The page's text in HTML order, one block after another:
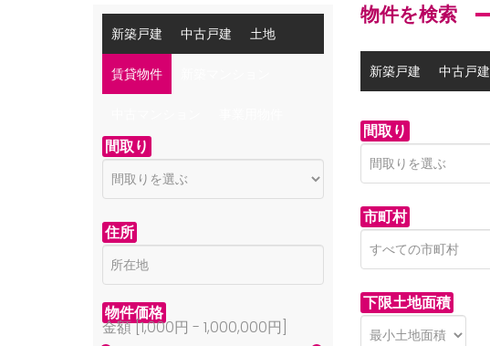
物件を検索
新築戸建 中古戸建
間取り
市町村
下限土地面積
新築戸建 中古戸建 土地
賃貸物件
間取り
住所
物件価格
金額 [1,000円 - 1,000,000円